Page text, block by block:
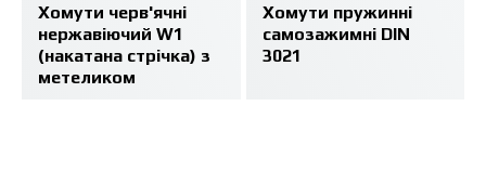
Хомути черв'ячні
нержавіючий W1
(накатана стрічка) з
метеликом
Хомути пружинні
самозажимні DIN
3021